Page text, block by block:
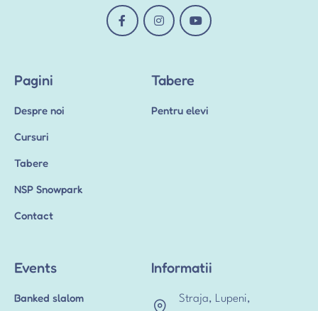
Pagini
Despre noi
Cursuri
Tabere
NSP Snowpark
Contact
Tabere
Pentru elevi
Events
Banked slalom
Informatii
Straja, Lupeni,